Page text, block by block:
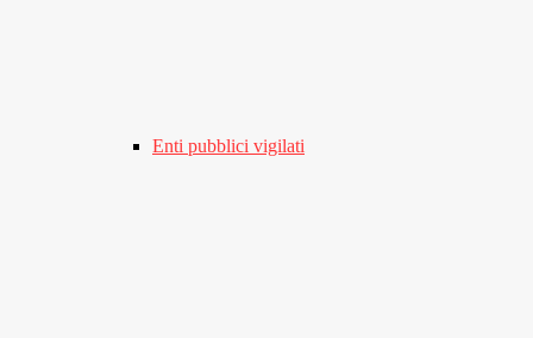
Enti pubblici vigilati